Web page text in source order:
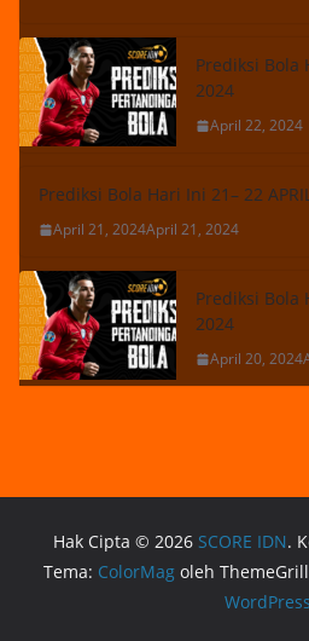
Prediksi Bola
2024
April 22, 2024
Prediksi Bola Hari Ini 21– 22
April 21, 2024April 21, 2024
Prediksi Bola
2024
April 20, 2024
Hak Cipta © 2026 SCORE IDN.
Tema: ColorMag oleh
WordPress